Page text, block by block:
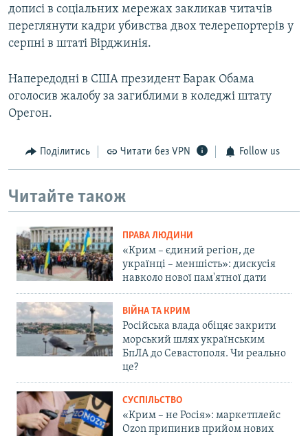
дописі в соціальних мережах закликав читачів
переглянути кадри убивства двох телерепортерів у
серпні в штаті Вірджинія.
Напередодні в США президент Барак Обама
оголосив жалобу за загиблими в коледжі штату
Орегон.
Поділитись Читати без VPN Follow us
Читайте також
ПРАВА ЛЮДИНИ
«Крим – єдиний регіон, де
українці – меншість»: дискусія
навколо нової пам'ятної дати
ВІЙНА ТА КРИМ
Російська влада обіцяє закрити
морський шлях українським
БпЛА до Севастополя. Чи реально
це?
СУСПІЛЬСТВО
«Крим – не Росія»: маркетплейс
Ozon припинив прийом нових